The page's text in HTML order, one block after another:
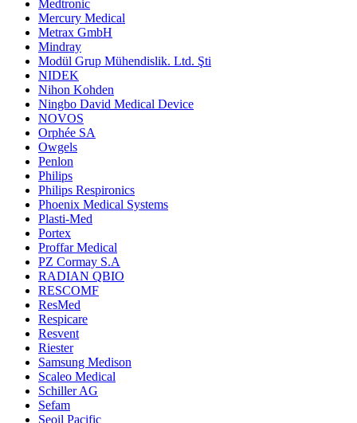
Medtronic
Mercury Medical
Metrax GmbH
Mindray
Modül Grup Mühendislik. Ltd. Şti
NIDEK
Nihon Kohden
Ningbo David Medical Device
NOVOS
Orphée SA
Owgels
Penlon
Philips
Philips Respironics
Phoenix Medical Systems
Plasti-Med
Portex
Proffar Medical
PZ Cormay S.A
RADIAN QBIO
RESCOMF
ResMed
Respicare
Resvent
Riester
Samsung Medison
Scaleo Medical
Schiller AG
Sefam
Seoil Pacific